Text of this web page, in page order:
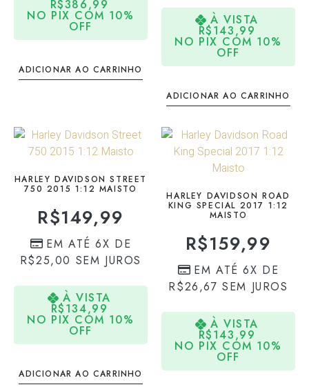
R$386,99
NO PIX COM 10%
OFF
ADICIONAR AO CARRINHO
À VISTA
R$143,99
NO PIX COM 10%
OFF
ADICIONAR AO CARRINHO
HARLEY DAVIDSON STREET
750 2015 1:12 MAISTO
R$149,99
EM ATÉ 6X DE
R$25,00 SEM JUROS
À VISTA
R$134,99
NO PIX COM 10%
OFF
ADICIONAR AO CARRINHO
HARLEY DAVIDSON ROAD
KING SPECIAL 2017 1:12
MAISTO
R$159,99
EM ATÉ 6X DE
R$26,67 SEM JUROS
À VISTA
R$143,99
NO PIX COM 10%
OFF